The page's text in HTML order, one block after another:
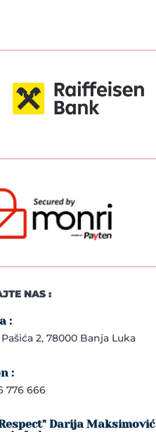
NAS :
:
2, 78000 Banja Luka
:
776 666
Darija Maksimović